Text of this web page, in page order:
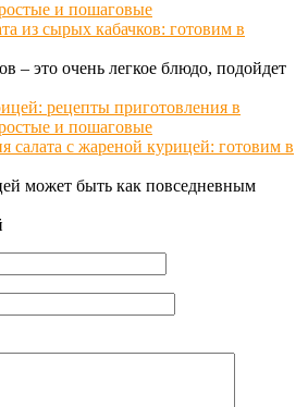
из сырых кабачков: готовим в
– это очень легкое блюдо, подойдет
салата с жареной курицей: готовим в
может быть как повседневным